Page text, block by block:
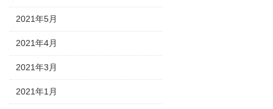
2021年5月
2021年4月
2021年3月
2021年1月